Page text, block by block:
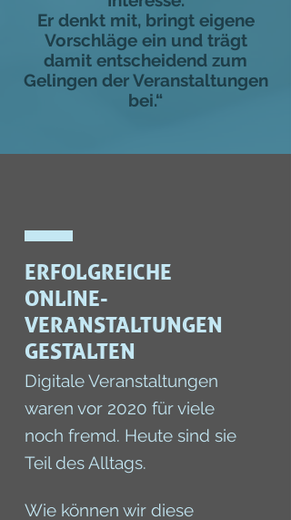
Er denkt mit, bringt eigene
Vorschläge ein und trägt
damit entscheidend zum
Gelingen der Veranstaltungen
bei.“
ERFOLGREICHE
ONLINE-
VERANSTALTUNGEN
GESTALTEN
Digitale Veranstaltungen
waren vor 2020 für viele
noch fremd. Heute sind sie
Teil des Alltags.
Wie können wir diese